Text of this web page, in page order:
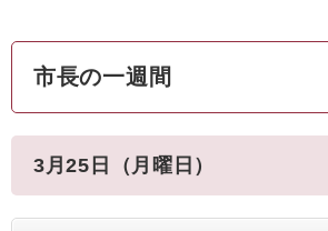
市長の一週間
3月25日（月曜日）